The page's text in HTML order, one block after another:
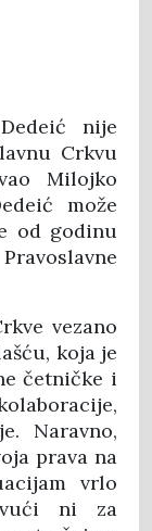
nije
Crkvu
Milojko
može
od godinu
vezano
koja je
četničke i
Naravno,
prava na
vrlo
ni za